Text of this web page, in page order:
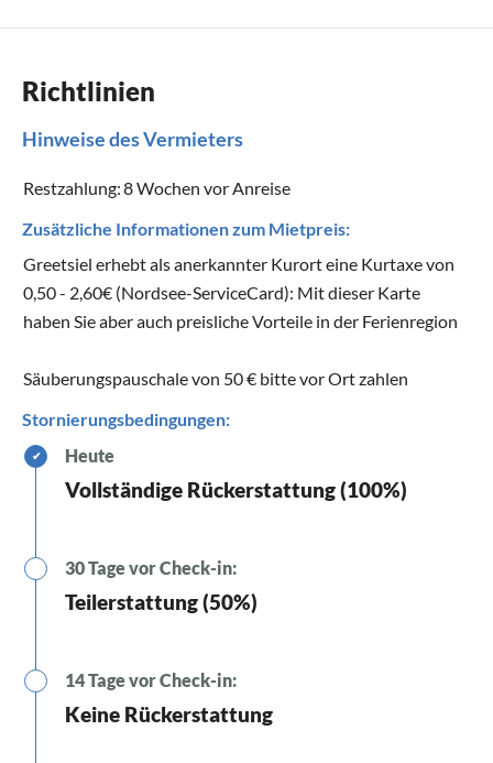
Richtlinien
Hinweise des Vermieters
Restzahlung:8 Wochen vor Anreise
Zusätzliche Informationen zum Mietpreis:
Greetsiel erhebt als anerkannter Kurort eine Kurtaxe von
0,50 - 2,60€ (Nordsee-ServiceCard): Mit dieser Karte
haben Sie aber auch preisliche Vorteile in der Ferienregion
Säuberungspauschale von 50 € bitte vor Ort zahlen
Stornierungsbedingungen:
✔ Heute
Vollständige Rückerstattung (100%)
30 Tage vor Check-in:
Teilerstattung (50%)
14 Tage vor Check-in:
Keine Rückerstattung